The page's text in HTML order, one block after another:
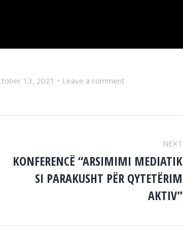
13, 2021 Leave a comment
NEXT
KONFERENCË “ARSIMIMI MEDIATIK
SI PARAKUSHT PËR QYTETËRIM
AKTIV”